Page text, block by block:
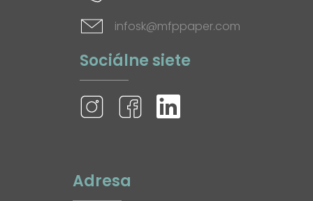
infosk@mfppaper.com
Sociálne siete
Adresa